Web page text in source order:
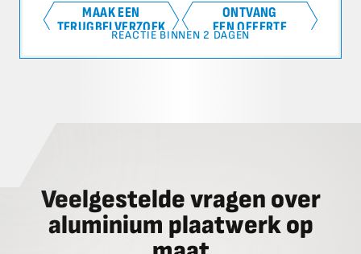
MAAK EEN
TERUGBELVERZOEK
ONTVANG
EEN OFFERTE
REACTIE BINNEN 2 DAGEN
Veelgestelde vragen over
aluminium plaatwerk op